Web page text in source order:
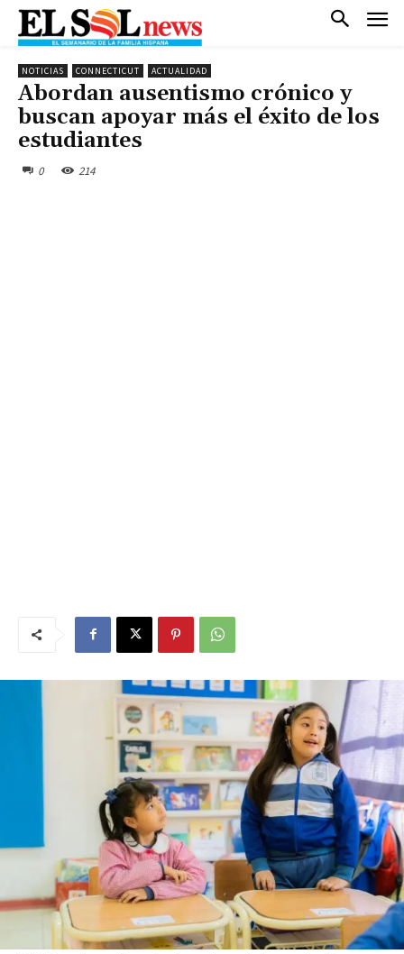
NOTICIAS CONNECTICUT ACTUALIDAD
Abordan ausentismo crónico y
buscan apoyar más el éxito de los
estudiantes
0 214